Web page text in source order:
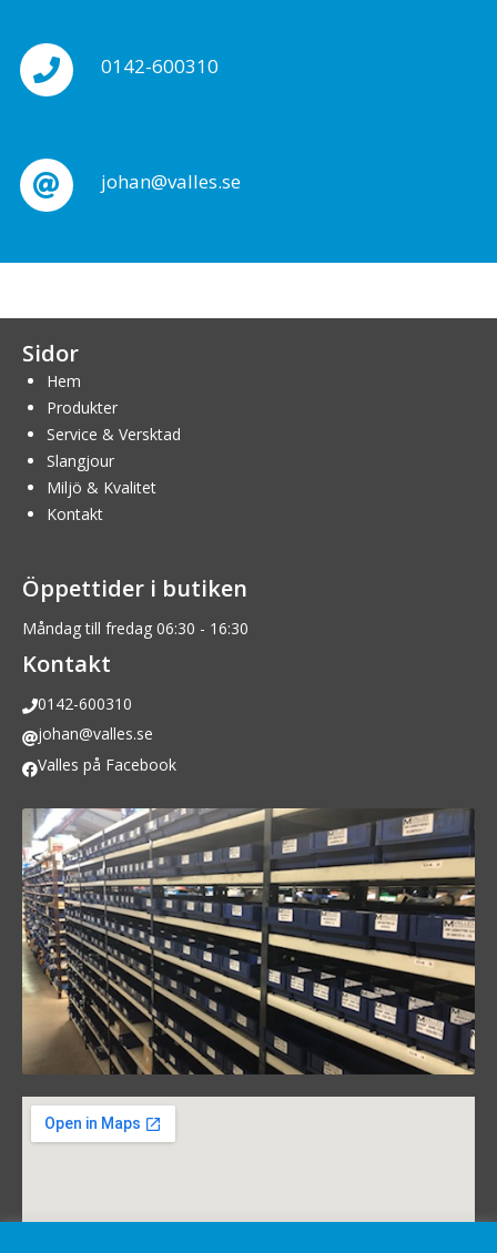
0142-600310
johan@valles.se
Sidor
Hem
Produkter
Service & Versktad
Slangjour
Miljö & Kvalitet
Kontakt
Öppettider i butiken
Måndag till fredag 06:30 - 16:30
Kontakt
0142-600310
johan@valles.se
Valles på Facebook